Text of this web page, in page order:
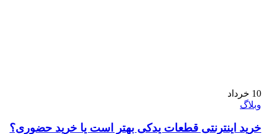
10 خرداد
وبلاگ
خرید اینترنتی قطعات یدکی بهتر است یا خرید حضوری؟